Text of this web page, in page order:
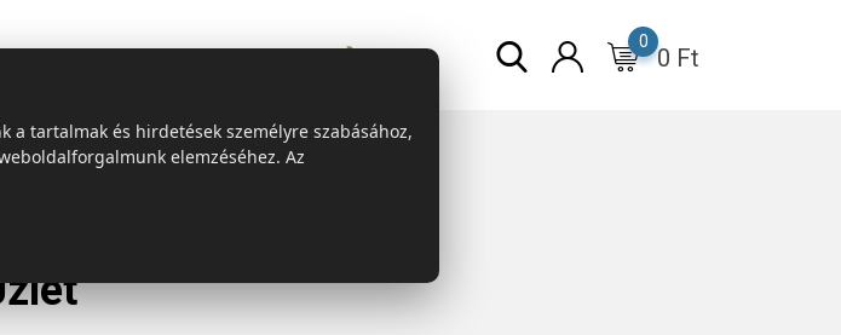
és szállítás Tech = Kedvező ár ESG 0 Ft
0
a tartalmak és hirdetések személyre szabásához,
elemzéséhez. Az